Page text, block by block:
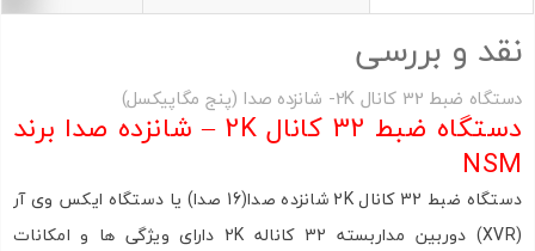
نقد و بررسی
دستگاه ضبط 32 کانال 2K- شانزده صدا (پنج مگاپیکسل)
دستگاه ضبط 32 کانال 2K – شانزده صدا برند
NSM
دستگاه ضبط 32 کانال 2K شانزده صدا(16 صدا) یا دستگاه ایکس وی آر
(XVR) دوربین مداربسته 32 کاناله 2K دارای ویژگی ها و امکانات
اشتراک گذاری در شبکه های اجتماعی
ارسال به ایمیل